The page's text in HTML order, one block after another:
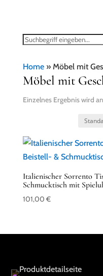
Home» Möbel mit
Möbel mit
Einzelnes Ergebnis wird
Italienischer Sorrento
Schmucktisch mit
101,00 €